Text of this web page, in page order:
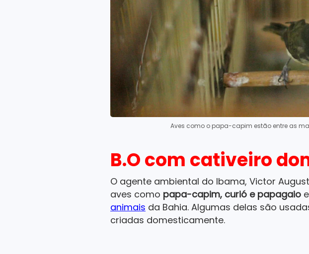
Aves como o papa-capim estão entre as
B.O com cativeiro
O agente ambiental do Ibama, Victor
aves como papa-capim, curió e papagaio
animais da Bahia. Algumas delas são
criadas domesticamente.